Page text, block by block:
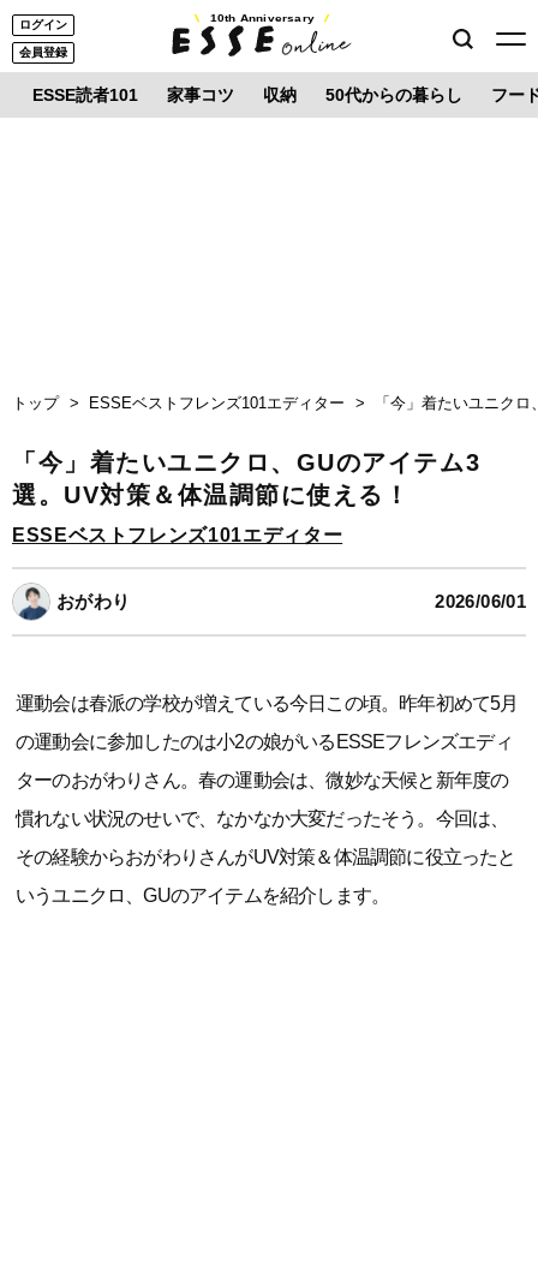
ログイン
会員登録
10th Anniversary
ESSE読者101 家事コツ 収納 50代からの暮らし フー
トップ ESSEベストフレンズ101エディター 「今」着たいユニク
「今」着たいユニクロ、GUのアイテム3
選。UV対策＆体温調節に使える！
ESSEベストフレンズ101エディター
おがわり 2026/06/01
運動会は春派の学校が増えている今日この頃。昨年初めて5月
の運動会に参加したのは小2の娘がいるESSEフレンズエディ
ターのおがわりさん。春の運動会は、微妙な天候と新年度の
慣れない状況のせいで、なかなか大変だったそう。今回は、
その経験からおがわりさんがUV対策＆体温調節に役立ったと
いうユニクロ、GUのアイテムを紹介します。